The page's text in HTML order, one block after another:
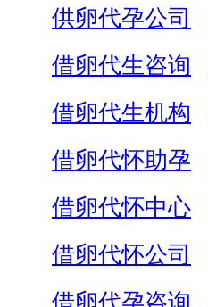
供卵代孕公司
借卵代生咨询
借卵代生机构
借卵代怀助孕
借卵代怀中心
借卵代怀公司
借卵代孕咨询